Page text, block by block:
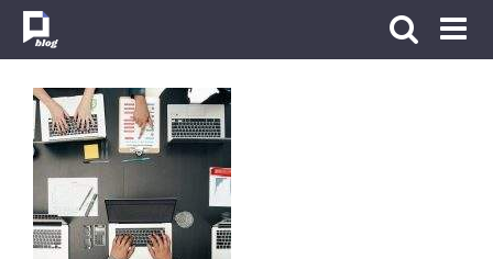
Skip